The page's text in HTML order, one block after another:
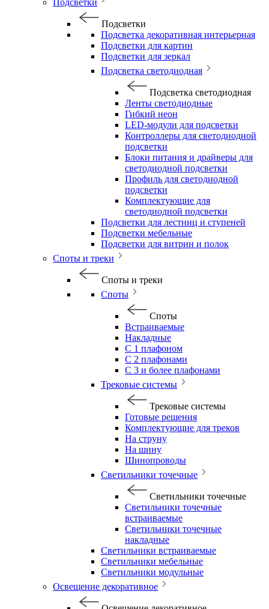
Подсветки
Подсветки
Подсветка декоративная интерьерная
Подсветки для картин
Подсветки для зеркал
Подсветка светодиодная
Подсветка светодиодная
Ленты светодиодные
Гибкий неон
LED-модули для подсветки
Контроллеры для светодиодной
подсветки
Блоки питания и драйверы для
светодиодной подсветки
Профиль для светодиодной
подсветки
Комплектующие для
светодиодной подсветки
Подсветки для лестниц и ступеней
Подсветки мебельные
Подсветки для витрин и полок
Споты и треки
Споты и треки
Споты
Споты
Встраиваемые
Накладные
С 1 плафоном
С 2 плафонами
С 3 и более плафонами
Трековые системы
Трековые системы
Готовые решения
Комплектующие для треков
На струну
На шину
Шинопроводы
Светильники точечные
Светильники точечные
Светильники точечные
встраиваемые
Светильники точечные
накладные
Светильники встраиваемые
Светильники мебельные
Светильники модульные
Освещение декоративное